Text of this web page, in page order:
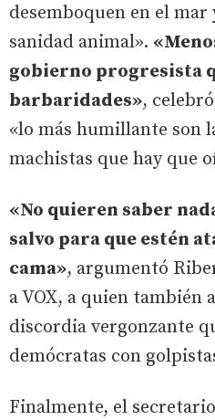
desemboquen en el mar
sanidad animal».
gobierno progresista
barbaridades»,
«lo más humillante son
machistas que hay que
«No quieren saber
salvo para que estén
cama», argumentó
a VOX, a quien también
discordia vergonzante
demócratas con
Finalmente, el